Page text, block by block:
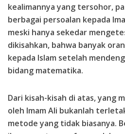
kealimannya yang tersohor,
berbagai persoalan kepada
meski hanya sekedar
dikisahkan, bahwa banyak
kepada Islam setelah
bidang matematika.
Dari kisah-kisah di atas, yang
oleh Imam Ali bukanlah
metode yang tidak biasanya.